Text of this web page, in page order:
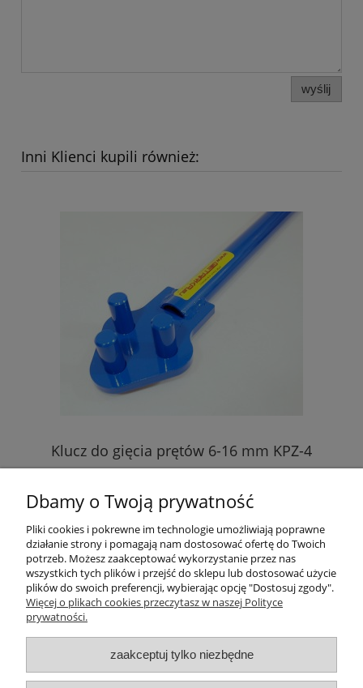
wyślij
Inni Klienci kupili również:
Klucz do gięcia prętów 6-16 mm KPZ-4
105,00 zł
Moje konto
O nas
Dbamy o Twoją prywatność
Pliki cookies i pokrewne im technologie umożliwiają poprawne
działanie strony i pomagają nam dostosować ofertę do Twoich
potrzeb. Możesz zaakceptować wykorzystanie przez nas
wszystkich tych plików i przejść do sklepu lub dostosować użycie
plików do swoich preferencji, wybierając opcję "Dostosuj zgody".
Więcej o plikach cookies przeczytasz w naszej Polityce
prywatności.
zaakceptuj tylko niezbędne